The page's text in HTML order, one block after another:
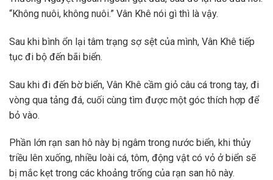
“Không nuôi, không nuôi.” Vân Khê nói gì thì là vậy.
Sau khi bình ổn lại tâm trạng sợ sệt của mình, Vân Khê tiếp
tục đi bộ đến bãi biển.
Sau khi đi đến bờ biển, Vân Khê cầm giỏ câu cá trong tay, đi
vòng qua tảng đá, cuối cùng tìm được một góc thích hợp để
bỏ vào.
Phần lớn rạn san hô này bị ngâm trong nước biển, khi thủy
triều lên xuống, nhiều loài cá, tôm, động vật có vỏ ở biển sẽ
bị mắc kẹt trong các khoảng trống của rạn san hô này.